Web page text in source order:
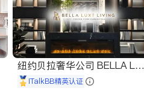
纽约贝拉奢华公司 BELLA LUX
E iTalkBB精英认证